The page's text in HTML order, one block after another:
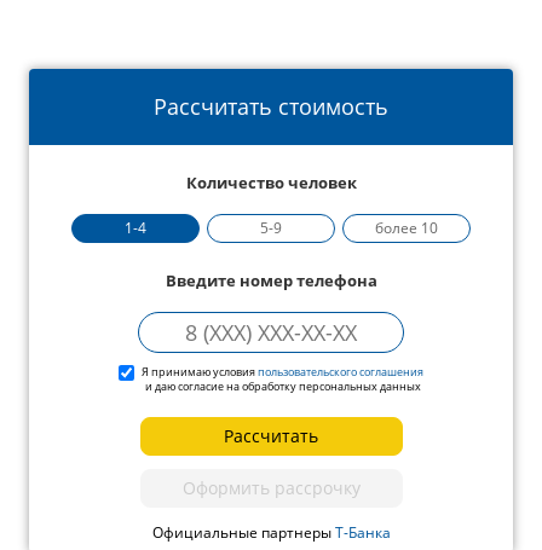
Рассчитать стоимость
Количество человек
1-4 5-9 более 10
Введите номер телефона
Я принимаю условияпользовательского соглашения
и даю согласие на обработку персональных данных
Рассчитать
Оформить рассрочку
Официальные партнерыТ-Банка